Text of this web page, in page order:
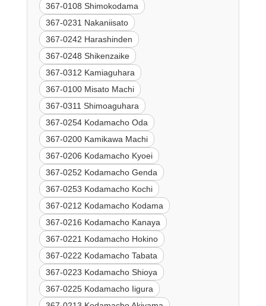
367-0108 Shimokodama
367-0231 Nakaniisato
367-0242 Harashinden
367-0248 Shikenzaike
367-0312 Kamiaguhara
367-0100 Misato Machi
367-0311 Shimoaguhara
367-0254 Kodamacho Oda
367-0200 Kamikawa Machi
367-0206 Kodamacho Kyoei
367-0252 Kodamacho Genda
367-0253 Kodamacho Kochi
367-0212 Kodamacho Kodama
367-0216 Kodamacho Kanaya
367-0221 Kodamacho Hokino
367-0222 Kodamacho Tabata
367-0223 Kodamacho Shioya
367-0225 Kodamacho Iigura